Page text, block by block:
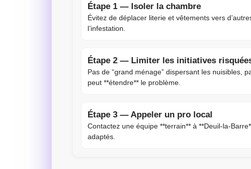
Étape 1 — Isoler la chambre
Évitez de déplacer literie et vêtements vers
l’infestation.
Étape 2 — Limiter les initiatives
Pas de “grand ménage” dispersant les nuisibles,
peut **étendre** le problème.
Étape 3 — Appeler un pro local
Contactez une équipe **terrain** à **Deuil-la-
adaptés.